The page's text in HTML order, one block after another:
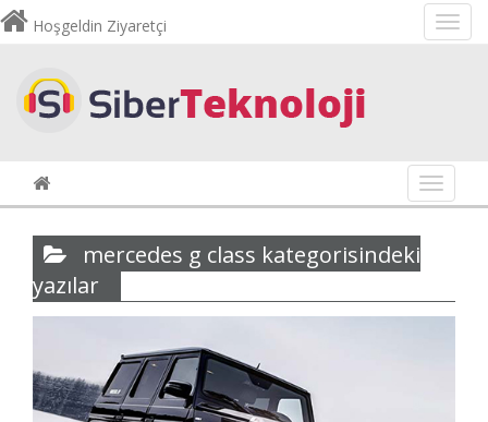
Hoşgeldin Ziyaretçi
mercedes g class kategorisindeki
yazılar